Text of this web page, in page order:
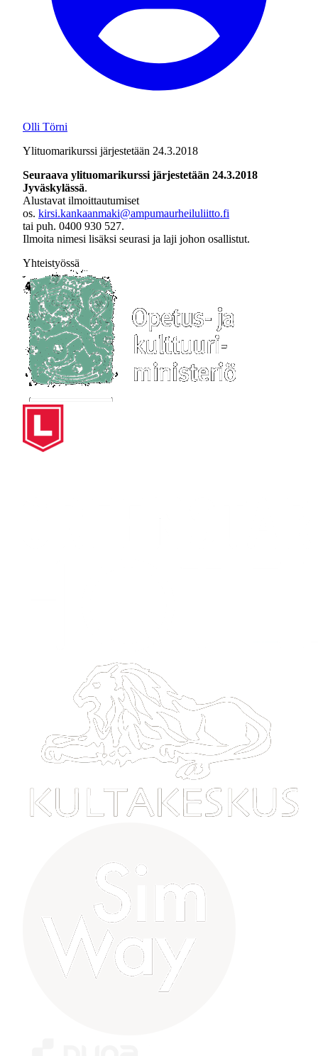
Olli Törni
Ylituomarikurssi järjestetään 24.3.2018
Seuraava ylituomarikurssi järjestetään 24.3.2018
Jyväskylässä.
Alustavat ilmoittautumiset
os. kirsi.kankaanmaki@ampumaurheiluliitto.fi
tai puh. 0400 930 527.
Ilmoita nimesi lisäksi seurasi ja laji johon osallistut.
Yhteistyössä